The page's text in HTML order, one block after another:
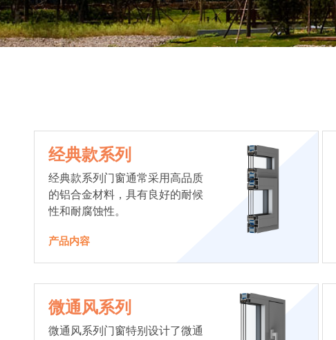
经典款系列
经典款系列门窗通常采用高品质
的铝合金材料，具有良好的耐候
性和耐腐蚀性。
产品内容
微通风系列
微通风系列门窗特别设计了微通